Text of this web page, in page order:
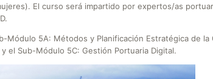
El curso será impartido por expertos/as
Módulo 5A: Métodos y Planificación Estratégica de
el Sub-Módulo 5C: Gestión Portuaria Digital.